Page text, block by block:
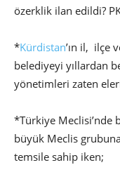
özerklik ilan edildi?
*Kürdistan’ın il, ilçe
belediyeyi yıllardan
yönetimleri zaten
*Türkiye Meclisi’nde
büyük Meclis
temsile sahip iken;